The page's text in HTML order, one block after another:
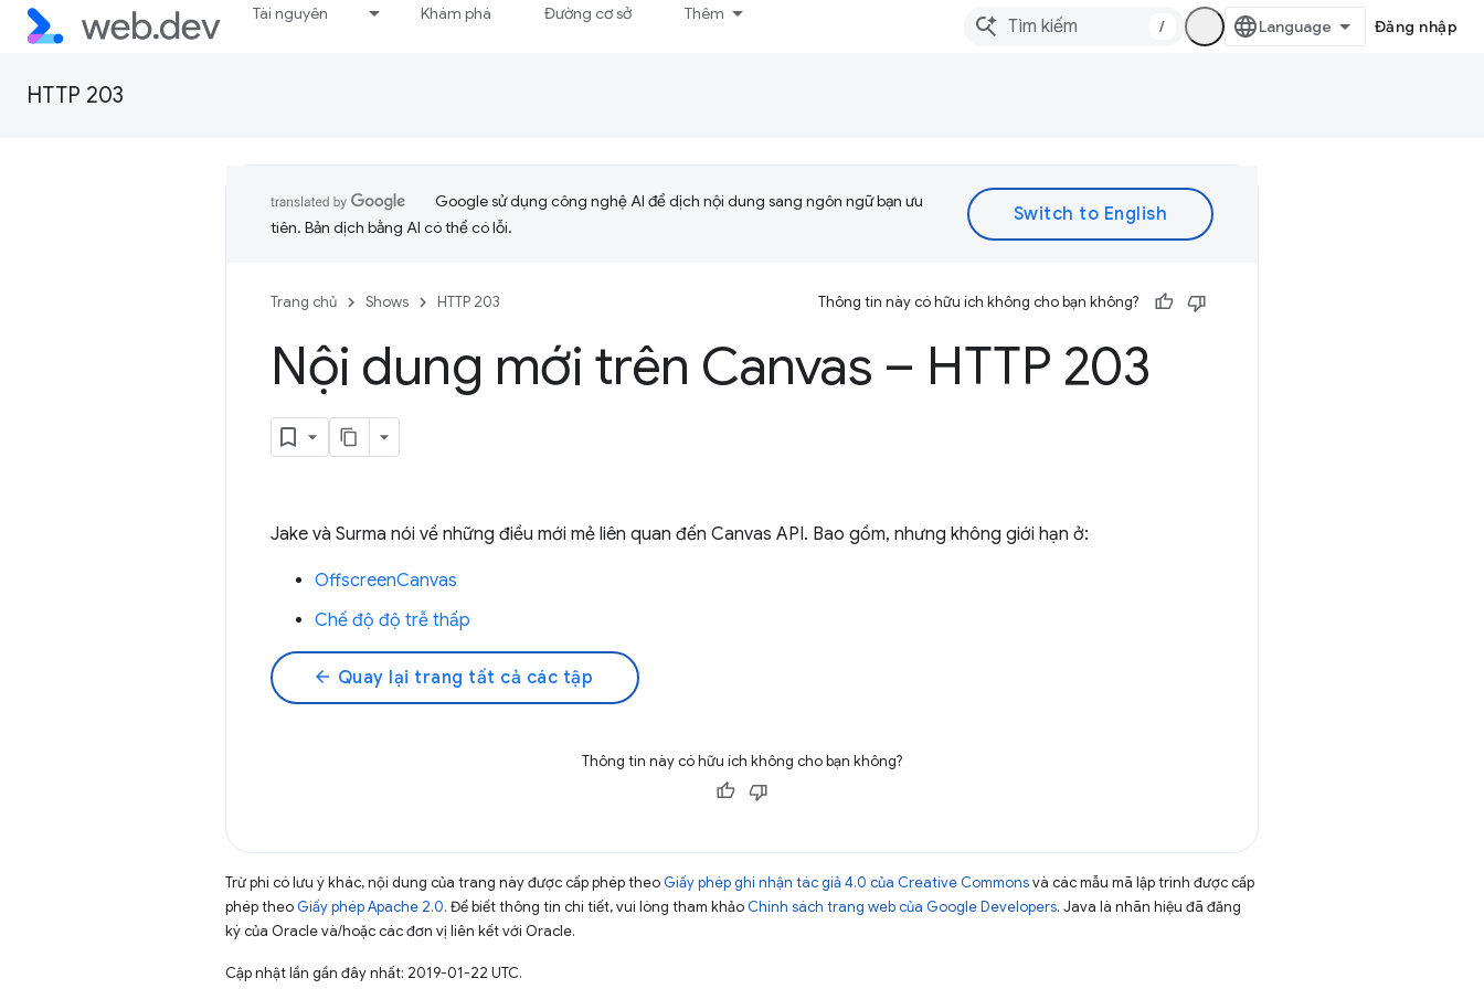
Tài nguyên Khám phá Đường cơ sở Thêm
/ Đăng nhập
HTTP 203
Google sử dụng công nghệ AI để dịch nội dung sang ngôn ngữ bạn ưu
tiên. Bản dịch bằng AI có thể có lỗi.
Trang chủ Shows HTTP 203 Thông tin này có hữu ích không cho bạn không?
Nội dung mới trên Canvas – HTTP 203
Jake và Surma nói về những điều mới mẻ liên quan đến Canvas API. Bao gồm, nhưng không giới hạn ở:
OffscreenCanvas
Chế độ độ trễ thấp
arrow_back Quay lại trang tất cả các tập
Thông tin này có hữu ích không cho bạn không?
Trừ phi có lưu ý khác, nội dung của trang này được cấp phép theo Giấy phép ghi nhận tác giả 4.0 của Creative Commonsvà các mẫu mã lập trình được cấp
phép theo Giấy phép Apache 2.0. Để biết thông tin chi tiết, vui lòng tham khảo Chính sách trang web của Google Developers. Java là nhãn hiệu đã đăng
ký của Oracle và/hoặc các đơn vị liên kết với Oracle.
Cập nhật lần gần đây nhất: 2019-01-22 UTC.